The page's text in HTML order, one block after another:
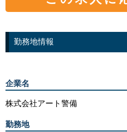
勤務地情報
企業名
株式会社アート警備
勤務地